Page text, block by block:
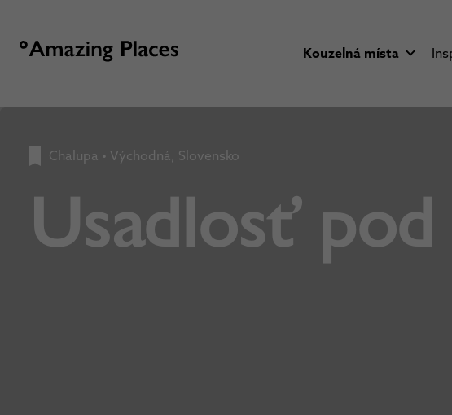
Kouzelná místa
Chalupa • Východná, Slovensko
Usadlosť